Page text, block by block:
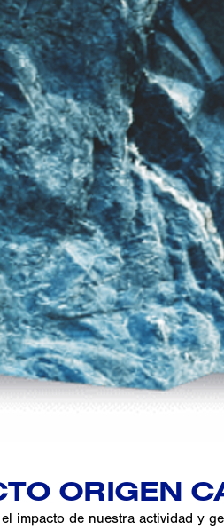
ORIGEN
impacto de nuestra actividad y